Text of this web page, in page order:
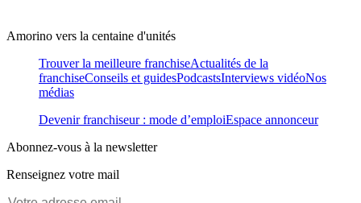
Amorino vers la centaine d'unités
Trouver la meilleure franchiseActualités de la
franchiseConseils et guidesPodcastsInterviews vidéoNos
médias
Devenir franchiseur : mode d’emploiEspace annonceur
Abonnez-vous à la newsletter
Renseignez votre mail